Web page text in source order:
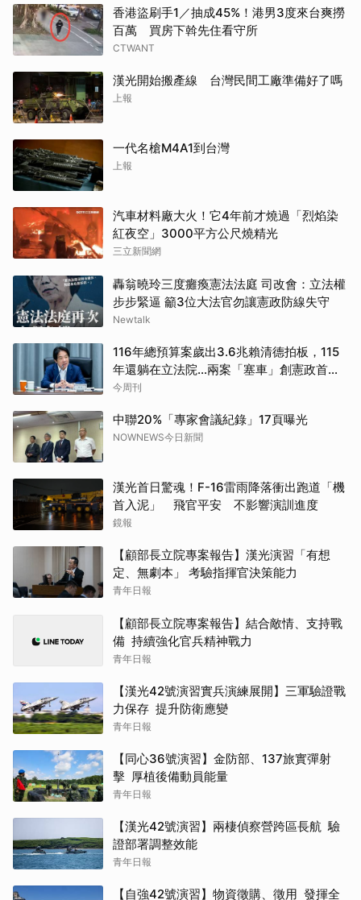
香港盜刷手1／抽成45%！港男3度來台爽撈
百萬 買房下斡先住看守所
CTWANT
漢光開始搬產線 台灣民間工廠準備好了嗎
上報
一代名槍M4A1到台灣
上報
汽車材料廠大火！它4年前才燒過「烈焰染
紅夜空」3000平方公尺燒精光
三立新聞網
轟翁曉玲三度癱瘓憲法法庭 司改會：立法權
步步緊逼 籲3位大法官勿讓憲政防線失守
Newtalk
116年總預算案歲出3.6兆賴清德拍板，115
年還躺在立法院…兩案「塞車」創憲政首例
如何解決？
今周刊
中聯20%「專家會議紀錄」17頁曝光
NOWNEWS今日新聞
漢光首日驚魂！F-16雷雨降落衝出跑道「機
首入泥」 飛官平安 不影響演訓進度
鏡報
【顧部長立院專案報告】漢光演習「有想
定、無劇本」 考驗指揮官決策能力
青年日報
【顧部長立院專案報告】結合敵情、支持戰
備 持續強化官兵精神戰力
青年日報
【漢光42號演習實兵演練展開】三軍驗證戰
力保存 提升防衛應變
青年日報
【同心36號演習】金防部、137旅實彈射
擊 厚植後備動員能量
青年日報
【漢光42號演習】兩棲偵察營跨區長航 驗
證部署調整效能
青年日報
【自強42號演習】物資徵購、徵用 發揮全